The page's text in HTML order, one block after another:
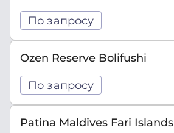
По запросу
Ozen Reserve Bolifushi
По запросу
Patina Maldives Fari Islands